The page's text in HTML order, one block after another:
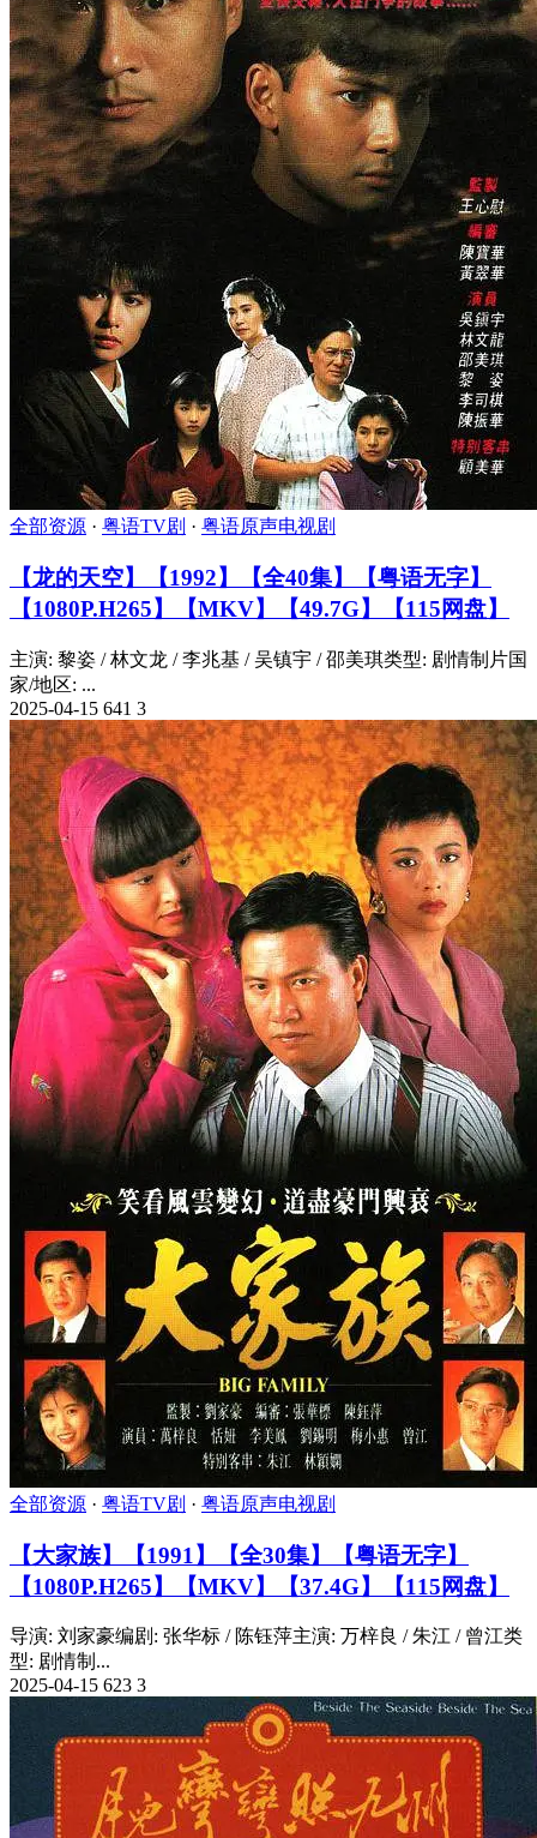
全部资源 · 粤语TV剧 · 粤语原声电视剧
【龙的天空】【1992】【全40集】【粤语无字】
【1080P.H265】【MKV】【49.7G】【115网盘】
主演: 黎姿 / 林文龙 / 李兆基 / 吴镇宇 / 邵美琪类型: 剧情制片国
家/地区: ...
2025-04-15 641 3
全部资源 · 粤语TV剧 · 粤语原声电视剧
【大家族】【1991】【全30集】【粤语无字】
【1080P.H265】【MKV】【37.4G】【115网盘】
导演: 刘家豪编剧: 张华标 / 陈钰萍主演: 万梓良 / 朱江 / 曾江类
型: 剧情制...
2025-04-15 623 3